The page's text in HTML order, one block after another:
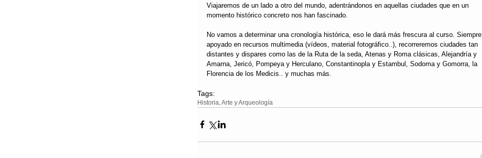
Viajaremos de un lado a otro del mundo, adentrándonos en aquellas ciudades que en un
momento histórico concreto nos han fascinado.
No vamos a determinar una cronología histórica, eso le dará más frescura al curso. Siempre
apoyado en recursos multimedia (vídeos, material fotográfico..), recorreremos ciudades tan
distantes y dispares como las de la Ruta de la seda, Atenas y Roma clásicas, Alejandría y
Amarna, Jericó, Pompeya y Herculano, Constantinopla y Estambul, Sodoma y Gomorra, la
Florencia de los Medicis.. y muchas más.
Tags:
Historia, Arte y Arqueología